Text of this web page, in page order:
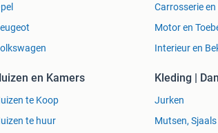
Carrosserie
Motor en
Interieur en
en Kamers
te Koop
te huur
Kleding |
Jurken
Mutsen,